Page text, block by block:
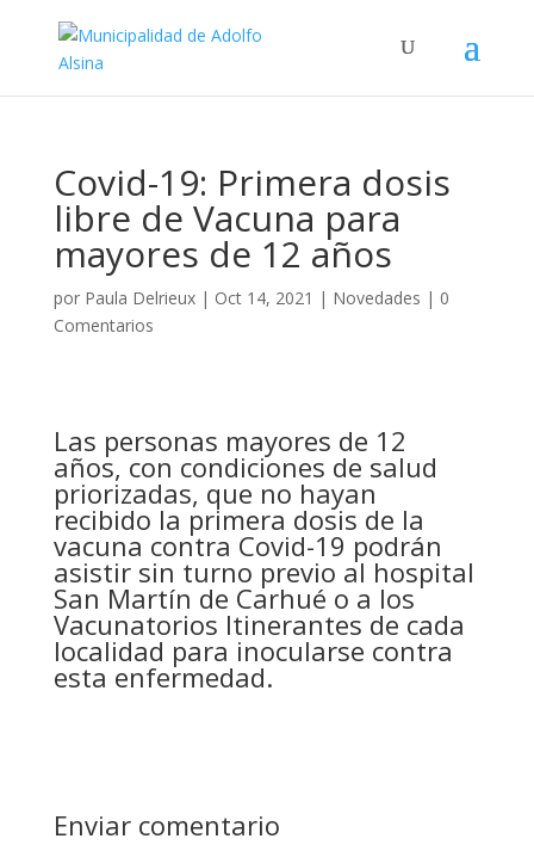
Covid-19: Primera dosis
libre de Vacuna para
mayores de 12 años
por Paula Delrieux| Oct 14, 2021 | Novedades | 0
Comentarios
Las personas mayores de 12
años, con condiciones de salud
priorizadas, que no hayan
recibido la primera dosis de la
vacuna contra Covid-19 podrán
asistir sin turno previo al hospital
San Martín de Carhué o a los
Vacunatorios Itinerantes de cada
localidad para inocularse contra
esta enfermedad.
Enviar comentario